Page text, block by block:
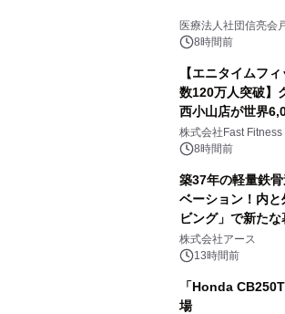
医療法人社団信亮会
8時間前
【エニタイムフ
数120万人突破】
西小山店が世界
株式会社Fast Fitness
8時間前
築37年の軽量鉄
ベーション！内と
ビング」で新た
事例を株式会社ア
株式会社アース
13時間前
「Honda
場